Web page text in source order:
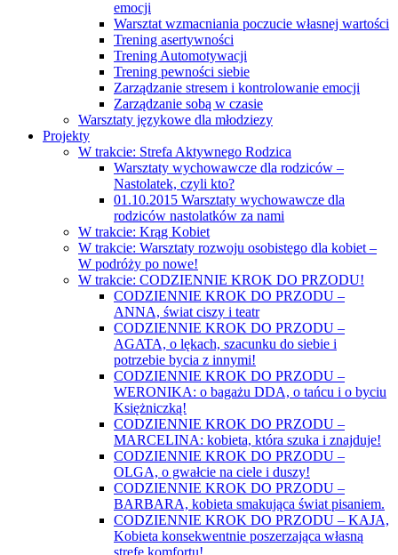
emocji
Warsztat wzmacniania poczucie własnej wartości
Trening asertywności
Trening Automotywacji
Trening pewności siebie
Zarządzanie stresem i kontrolowanie emocji
Zarządzanie sobą w czasie
Warsztaty językowe dla młodziezy
Projekty
W trakcie: Strefa Aktywnego Rodzica
Warsztaty wychowawcze dla rodziców –
Nastolatek, czyli kto?
01.10.2015 Warsztaty wychowawcze dla
rodziców nastolatków za nami
W trakcie: Krąg Kobiet
W trakcie: Warsztaty rozwoju osobistego dla kobiet –
W podróży po nowe!
W trakcie: CODZIENNIE KROK DO PRZODU!
CODZIENNIE KROK DO PRZODU –
ANNA, świat ciszy i teatr
CODZIENNIE KROK DO PRZODU –
AGATA, o lękach, szacunku do siebie i
potrzebie bycia z innymi!
CODZIENNIE KROK DO PRZODU –
WERONIKA: o bagażu DDA, o tańcu i o byciu
Księżniczką!
CODZIENNIE KROK DO PRZODU –
MARCELINA: kobieta, która szuka i znajduje!
CODZIENNIE KROK DO PRZODU –
OLGA, o gwałcie na ciele i duszy!
CODZIENNIE KROK DO PRZODU –
BARBARA, kobieta smakująca świat pisaniem.
CODZIENNIE KROK DO PRZODU – KAJA,
Kobieta konsekwentnie poszerzająca własną
strefę komfortu!